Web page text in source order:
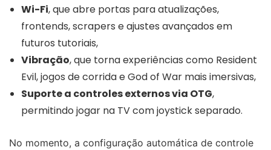
Wi-Fi, que abre portas para atualizações,
frontends, scrapers e ajustes avançados em
futuros tutoriais,
Vibração, que torna experiências como Resident
Evil, jogos de corrida e God of War mais imersivas,
Suporte a controles externos via OTG,
permitindo jogar na TV com joystick separado.
No momento, a configuração automática de controle